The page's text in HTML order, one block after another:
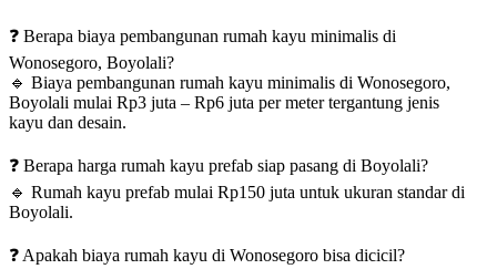
❓ Berapa biaya pembangunan rumah kayu minimalis di
Wonosegoro, Boyolali?
🔹 Biaya pembangunan rumah kayu minimalis di Wonosegoro,
Boyolali mulai Rp3 juta – Rp6 juta per meter tergantung jenis
kayu dan desain.
❓ Berapa harga rumah kayu prefab siap pasang di Boyolali?
🔹 Rumah kayu prefab mulai Rp150 juta untuk ukuran standar di
Boyolali.
❓ Apakah biaya rumah kayu di Wonosegoro bisa dicicil?